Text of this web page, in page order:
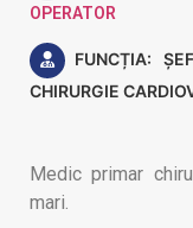
OPERATOR
FUNCȚIA:
CHIRURGIE
Medic primar
mari.